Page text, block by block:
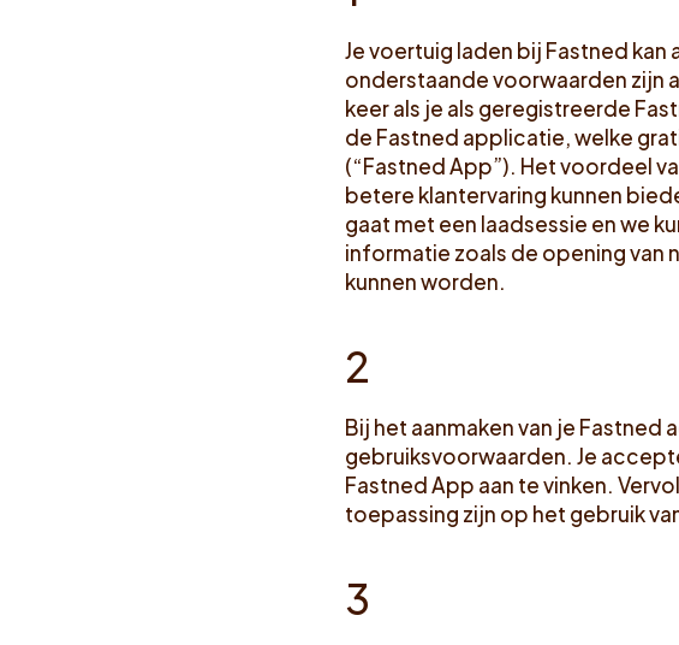
Je voertuig laden bij Fastned
onderstaande voorwaarden zijn
keer als je als geregistreerde
de Fastned applicatie, welke
(“Fastned App”). Het voordeel
betere klantervaring kunnen
gaat met een laadsessie en we
informatie zoals de opening van
kunnen worden.
2
Bij het aanmaken van je
gebruiksvoorwaarden. Je
Fastned App aan te vinken.
toepassing zijn op het gebruik
3